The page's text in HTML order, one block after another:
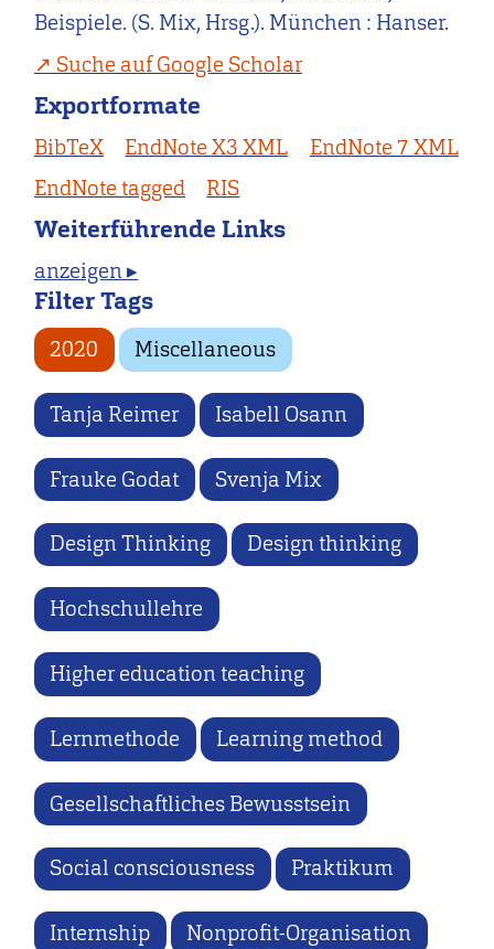
Beispiele. (S. Mix, Hrsg.). München : Hanser.
Suche auf Google Scholar
Exportformate
BibTeX EndNote X3 XML
EndNote 7 XML
EndNote tagged
RIS
Weiterführende Links
anzeigen ▸
Filter Tags
2020 Miscellaneous
Tanja Reimer Isabell Osann
Frauke Godat Svenja Mix
Design Thinking Design thinking
Hochschullehre
Higher education teaching
Lernmethode Learning method
Gesellschaftliches Bewusstsein
Social consciousness Praktikum
Internship Nonprofit-Organisation